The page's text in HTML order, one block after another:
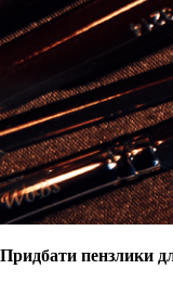
Придбати пензлики